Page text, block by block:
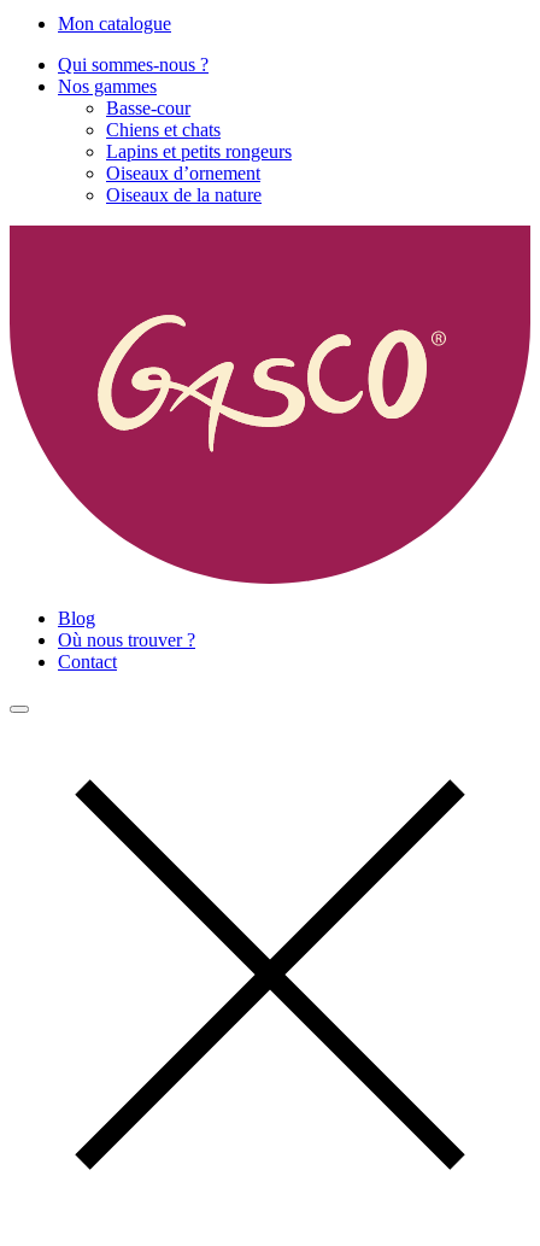
Mon catalogue
Qui sommes-nous ?
Nos gammes
Basse-cour
Chiens et chats
Lapins et petits rongeurs
Oiseaux d’ornement
Oiseaux de la nature
Blog
Où nous trouver ?
Contact